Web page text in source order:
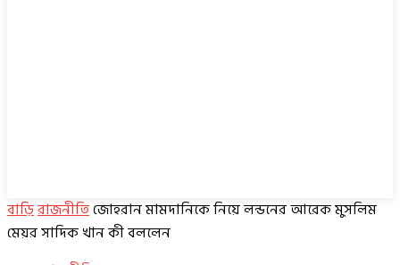
বাড়িরাজনীতিজোহরান মামদানিকে নিয়ে লন্ডনের আরেক মুসলিম
মেয়র সাদিক খান কী বললেন